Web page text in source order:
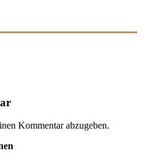
Kommentar abzugeben.